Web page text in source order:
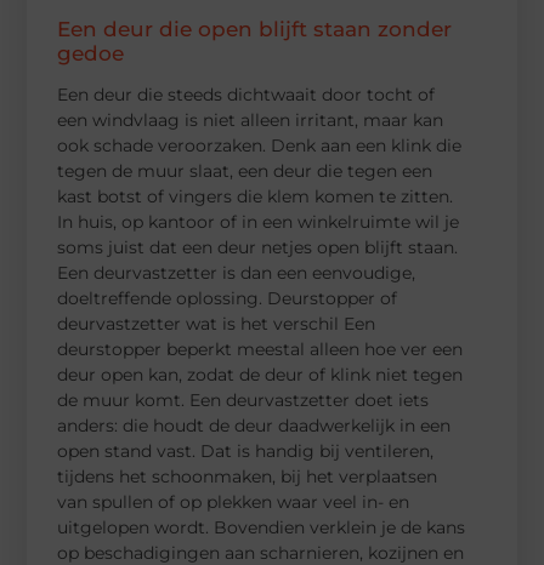
Een deur die open blijft staan zonder
gedoe
Een deur die steeds dichtwaait door tocht of
een windvlaag is niet alleen irritant, maar kan
ook schade veroorzaken. Denk aan een klink die
tegen de muur slaat, een deur die tegen een
kast botst of vingers die klem komen te zitten.
In huis, op kantoor of in een winkelruimte wil je
soms juist dat een deur netjes open blijft staan.
Een deurvastzetter is dan een eenvoudige,
doeltreffende oplossing. Deurstopper of
deurvastzetter wat is het verschil Een
deurstopper beperkt meestal alleen hoe ver een
deur open kan, zodat de deur of klink niet tegen
de muur komt. Een deurvastzetter doet iets
anders: die houdt de deur daadwerkelijk in een
open stand vast. Dat is handig bij ventileren,
tijdens het schoonmaken, bij het verplaatsen
van spullen of op plekken waar veel in- en
uitgelopen wordt. Bovendien verklein je de kans
op beschadigingen aan scharnieren, kozijnen en